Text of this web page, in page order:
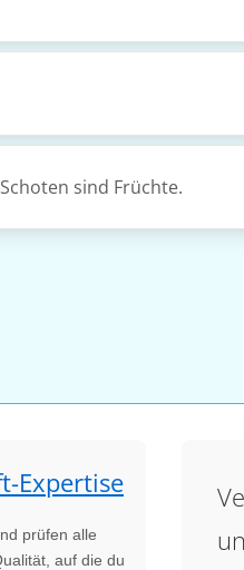
sind Früchte.
Expertise
prüfen alle
auf die du